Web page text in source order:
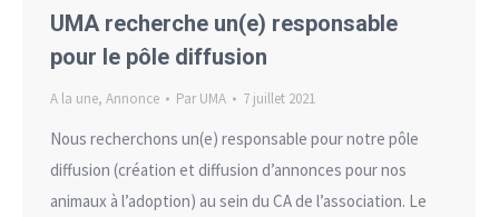
UMA recherche un(e) responsable
pour le pôle diffusion
A la une, Annonce Par UMA 7 juillet 2021
Nous recherchons un(e) responsable pour notre pôle
diffusion (création et diffusion d’annonces pour nos
animaux à l’adoption) au sein du CA de l’association. Le